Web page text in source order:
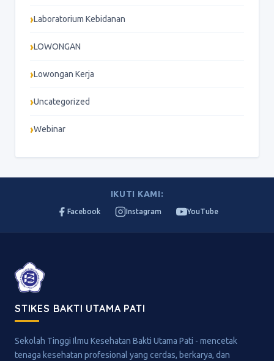
Laboratorium Kebidanan
LOWONGAN
Lowongan Kerja
Uncategorized
Webinar
IKUTI KAMI:
Facebook Instagram YouTube
STIKES BAKTI UTAMA PATI
Sekolah Tinggi Ilmu Kesehatan Bakti Utama Pati - mencetak
tenaga kesehatan profesional yang cerdas, berkarya, dan